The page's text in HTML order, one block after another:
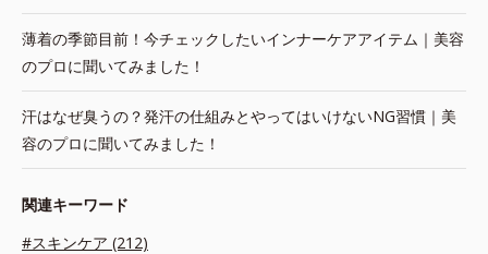
薄着の季節目前！今チェックしたいインナーケアアイテム｜美容
のプロに聞いてみました！
汗はなぜ臭うの？発汗の仕組みとやってはいけないNG習慣｜美
容のプロに聞いてみました！
関連キーワード
#スキンケア (212)